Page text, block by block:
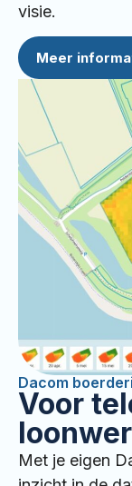
visie.
Meer
Dacom
Voor
Met je eigen